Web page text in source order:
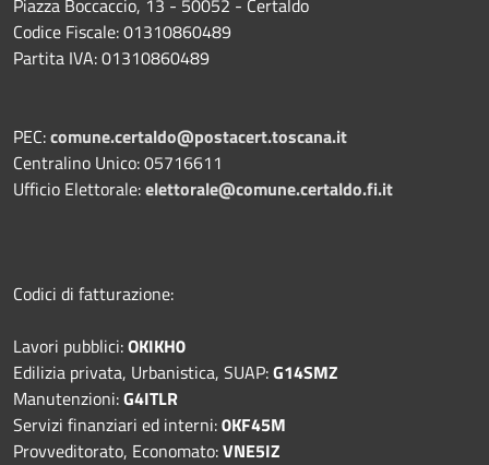
Codice Fiscale: 01310860489
Partita IVA: 01310860489
PEC:comune.certaldo@postacert.toscana.it
Centralino Unico: 05716611
Ufficio Elettorale:elettorale@comune.certaldo.fi.it
Codici di fatturazione:
Lavori pubblici:OKIKH0
Edilizia privata, Urbanistica, SUAP:G14SMZ
Manutenzioni:G4ITLR
Servizi finanziari ed interni:0KF45M
Provveditorato, Economato:VNE5IZ